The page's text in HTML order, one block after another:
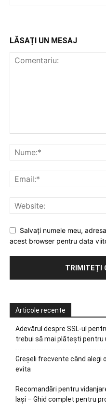
LĂSAȚI UN MESAJ
Salvați numele meu,
acest browser pentru data
Articole recente
Adevărul despre SSL-ul
trebui să mai plătești pentru
Greșeli frecvente când alegi
evita
Recomandări pentru
Iași – Ghid complet pentru